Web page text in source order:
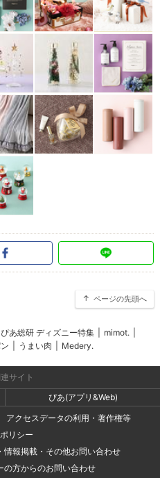
ページの先頭へ
あ総研 ディズニー特集 mimot.
うまい肉 Medery.
サイト
ぴあ(アプリ&Web)
アクセスデータの利用・著作権等
リシー
情報掲載・その他お問い合わせ
の方からのお問い合わせ